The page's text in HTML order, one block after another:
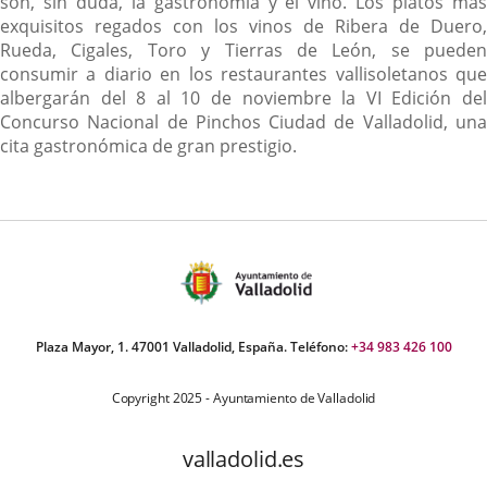
exquisitos regados con los vinos de Ribera de Duero,
Rueda, Cigales, Toro y Tierras de León, se pueden
consumir a diario en los restaurantes vallisoletanos que
albergarán del 8 al 10 de noviembre la VI Edición del
Concurso Nacional de Pinchos Ciudad de Valladolid, una
cita gastronómica de gran prestigio.
Plaza Mayor, 1. 47001 Valladolid, España. Teléfono:+34 983 426 100
Copyright 2025 - Ayuntamiento de Valladolid
valladolid.es